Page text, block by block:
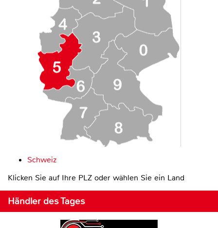
Schweiz
Klicken Sie auf Ihre PLZ oder wählen Sie ein Land
Händler des Tages